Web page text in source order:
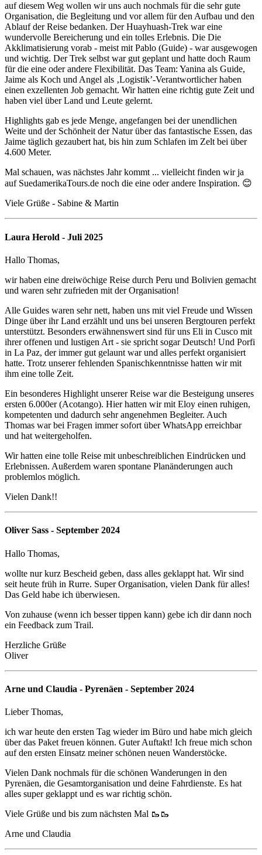
auf diesem Weg wollen wir uns auch nochmals für die sehr gute
Organisation, die Begleitung und vor allem für den Aufbau und den
Ablauf der Reise bedanken. Der Huayhuash-Trek war eine
wundervolle Bereicherung und ein tolles Erlebnis. Die Die
Akklimatisierung vorab - meist mit Pablo (Guide) - war ausgewogen
und wichtig. Der Trek selbst war gut geplant und hatte doch Raum
für die eine oder andere Flexibilität. Das Team: Yanina als Guide,
Jaime als Koch und Angel als ‚Logistik’-Verantwortlicher haben
einen exzellenten Job gemacht. Wir hatten eine richtig gute Zeit und
haben viel über Land und Leute gelernt.
Highlights gab es jede Menge, angefangen bei der unendlichen
Weite und der Schönheit der Natur über das fantastische Essen, das
Jaime täglich gezaubert hat, bis hin zum Schlafen im Zelt bei über
4.600 Meter.
Mal schauen, was nächstes Jahr kommt ... vielleicht finden wir ja
auf SuedamerikaTours.de noch die eine oder andere Inspiration. 😊
Viele Grüße - Sabine & Martin
Laura Herold - Juli 2025
Hallo Thomas,
wir haben eine dreiwöchige Reise durch Peru und Bolivien gemacht
und waren sehr zufrieden mit der Organisation!
Alle Guides waren sehr nett, haben uns mit viel Freude und Wissen
Dinge über ihr Land erzählt und uns bei unseren Bergtouren perfekt
unterstützt. Besonders erwähnenswert sind für uns Eli in Cusco mit
ihrer offenen und lustigen Art - sie spricht sogar Deutsch! Und Porfi
in La Paz, der immer gut gelaunt war und alles perfekt organisiert
hatte. Trotz unserer fehlenden Spanischkenntnisse hatten wir mit
ihm eine tolle Zeit.
Ein besonderes Highlight unserer Reise war die Besteigung unseres
ersten 6.000er (Acotango). Hier hatten wir mit Eloy einen ruhigen,
kompetenten und dadurch sehr angenehmen Begleiter. Auch
Thomas war bei Fragen immer sofort über WhatsApp erreichbar
und hat weitergeholfen.
Wir hatten eine tolle Reise mit unbeschreiblichen Eindrücken und
Erlebnissen. Außerdem waren spontane Planänderungen auch
problemlos möglich.
Vielen Dank!!
Oliver Sass - September 2024
Hallo Thomas,
wollte nur kurz Bescheid geben, dass alles geklappt hat. Wir sind
seit heute früh in Rurre. Super Organisation, vielen Dank für alles!
Das Geld habe ich überwiesen.
Von zuhause (wenn ich besser tippen kann) gebe ich dir dann noch
ein Feedback zum Trail.
Herzliche Grüße
Oliver
Arne und Claudia - Pyrenäen - September 2024
Lieber Thomas,
ich war heute den ersten Tag wieder im Büro und habe mich gleich
über das Paket freuen können. Guter Auftakt! Ich freue mich schon
auf den ersten Einsatz meiner schönen neuen Wanderstöcke.
Vielen Dank nochmals für die schönen Wanderungen in den
Pyrenäen, die Gesamtorganisation und deine Fahrdienste. Es hat
alles super geklappt und es war richtig schön.
Viele Grüße und bis zum nächsten Mal 🥾🥾
Arne und Claudia